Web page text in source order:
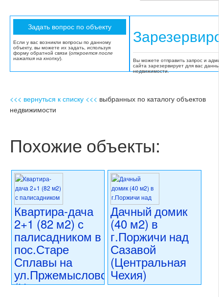
Если у вас возникли вопросы по данному
объекту, вы можете их задать, используя
форму обратной связи (откроется после
нажатия на кнопку).
Вы можете отправить запрос и
сайта зарезервирует для вас
недвижимости.
<<< вернуться к списку <<< выбранных по каталогу объектов
недвижимости
Похожие объекты:
Квартира-дача
2+1 (82 м2) с
палисадником в
пос.Старе
Сплавы на
ул.Пржемысловска
(Центральная
Дачный домик
(40 м2) в
г.Поржичи над
Сазавой
(Центральная
Чехия)